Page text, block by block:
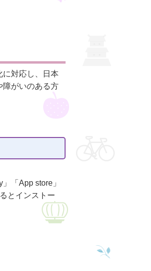
に対応し、日本
障がいのある方
「App store」
とインストー